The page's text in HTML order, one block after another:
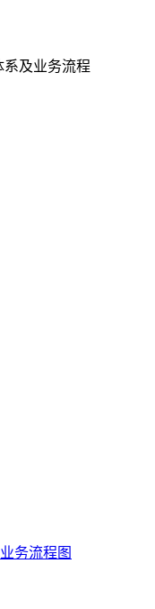
及业务流程
业务流程图